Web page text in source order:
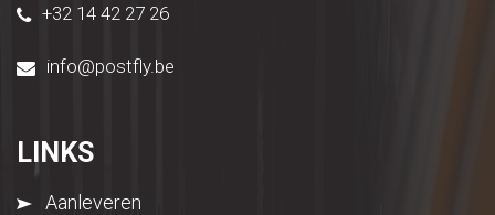
+32 14 42 27 26
info@postfly.be
LINKS
Aanleveren